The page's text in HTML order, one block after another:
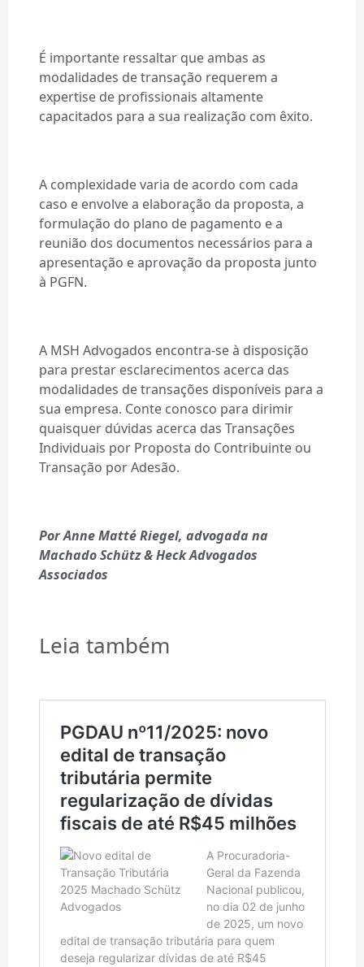
É importante ressaltar que ambas as
modalidades de transação requerem a
expertise de profissionais altamente
capacitados para a sua realização com êxito.
A complexidade varia de acordo com cada
caso e envolve a elaboração da proposta, a
formulação do plano de pagamento e a
reunião dos documentos necessários para a
apresentação e aprovação da proposta junto
à PGFN.
A MSH Advogados encontra-se à disposição
para prestar esclarecimentos acerca das
modalidades de transações disponíveis para a
sua empresa. Conte conosco para dirimir
quaisquer dúvidas acerca das Transações
Individuais por Proposta do Contribuinte ou
Transação por Adesão.
Por Anne Matté Riegel, advogada na
Machado Schütz & Heck Advogados
Associados
Leia também